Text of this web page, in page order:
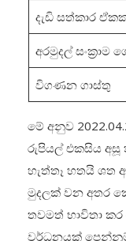
දැඩි සත්කාර
අරමුදල් සංක්‍රාම
විගණන ගාස්තු
මේ අනුව
රුපියල් එකසිය අසූ
හැත්තෑ හතයි ශත
මුදලක් වන අතර
තවමත් භාවිතා
වර්ධනයක්